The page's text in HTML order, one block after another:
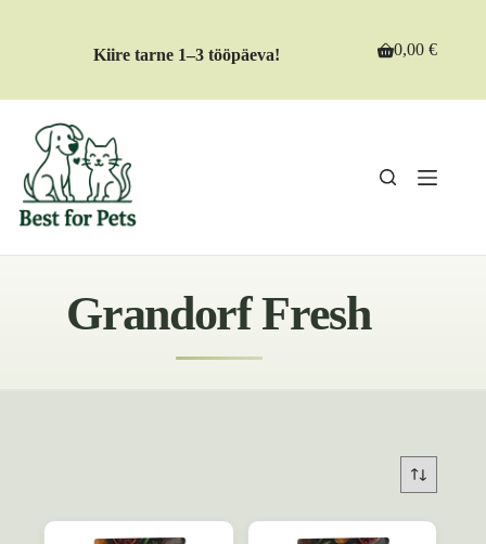
Kiire tarne 1–3 tööpäeva!
Shopping
0,00€
Grandorf Fresh